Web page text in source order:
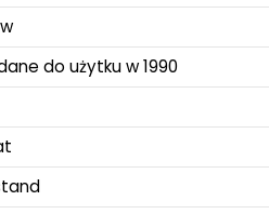
do użytku w 1990